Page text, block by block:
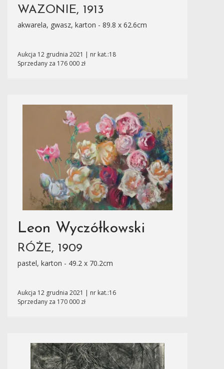
WAZONIE, 1913
akwarela, gwasz, karton - 89.8 x 62.6cm
Aukcja 12 grudnia 2021 | nr kat.:18
Sprzedany za 176 000 zł
Leon Wyczółkowski
RÓŻE, 1909
pastel, karton - 49.2 x 70.2cm
Aukcja 12 grudnia 2021 | nr kat.:16
Sprzedany za 170 000 zł